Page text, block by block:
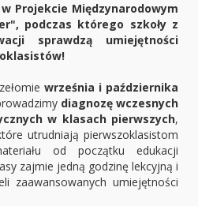
Projekcie Międzynarodowym
podczas którego szkoły z
sprawdzą umiejętności
września i października
diagnozę wczesnych
w klasach pierwszych,
utrudniają pierwszoklasistom
od początku edukacji
zajmie jedną godzinę lekcyjną i
zaawansowanych umiejętności